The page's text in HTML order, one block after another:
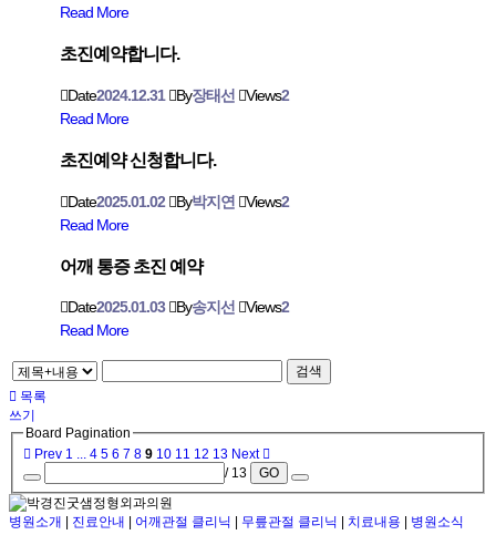
Read More
초진예약합니다.
Date2024.12.31 By장태선 Views2
Read More
초진예약 신청합니다.
Date2025.01.02 By박지연 Views2
Read More
어깨 통증 초진 예약
Date2025.01.03 By송지선 Views2
Read More
검색
목록
쓰기
Board Pagination
Prev 1 4 5 6 7 8 9 10 11 12 13 Next
/ 13
GO
병원소개 진료안내 어깨관절 클리닉 무릎관절 클리닉 치료내용 병원소식